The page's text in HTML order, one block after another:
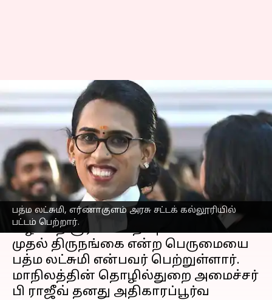
பத்ம லட்சுமி, எர்ணாகுளம் அரசு சட்டக் கல்லூரியில்
பட்டம் பெற்றார்.
கேரளாவின் முதல்
திருநங்கை வழக்கறிஞர்
பத்ம லட்சுமி
எழுதியவர் Sindhuja SM Mar 20, 2023 07:38 pm
செய்தி முன்னோட்டம்
கேரளமாநில பார் கவுன்சிலில்
வழக்கறிஞராகப் பதிவு செய்யப்பட்ட
முதல் திருநங்கை என்ற பெருமையை
பத்ம லட்சுமி என்பவர் பெற்றுள்ளார்.
மாநிலத்தின் தொழில்துறை அமைச்சர்
பி ராஜீவ் தனது அதிகாரப்பூர்வ